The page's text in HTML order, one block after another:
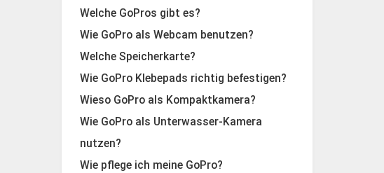
Welche GoPros gibt es?
Wie GoPro als Webcam benutzen?
Welche Speicherkarte?
Wie GoPro Klebepads richtig befestigen?
Wieso GoPro als Kompaktkamera?
Wie GoPro als Unterwasser-Kamera
nutzen?
Wie pflege ich meine GoPro?